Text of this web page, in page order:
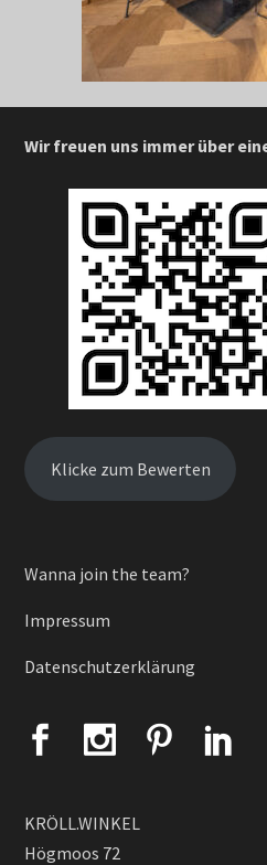
Wir freuen uns immer über
Klicke zum Bewerten
Wanna join the team?
Impressum
Datenschutzerklärung
KRÖLL.WINKEL
Högmoos 72